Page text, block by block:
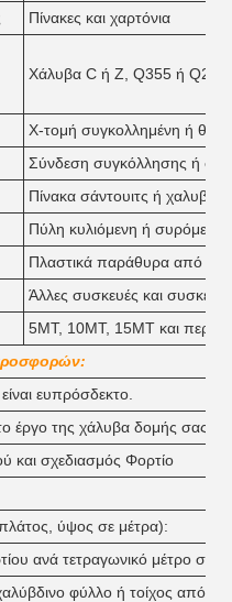
Πίνακες και χαρτόνια
Χάλυβα C ή Z, Q355 ή Q235
Χ-τομή συγκολλημένη ή
Σύνδεση συγκόλλησης ή
Πίνακα σάντουιτς ή
Πύλη κυλιόμενη ή συρόμενη
Πλαστικά παράθυρα από
Άλλες συσκευές και
5MT, 10MT, 15MT και
ευπρόσδεκτο.
έργο της χάλυβα δομής σας;
και σχεδιασμός Φορτίο
ύψος σε μέτρα):
ανά τετραγωνικό μέτρο στο
φύλλο ή τοίχος από